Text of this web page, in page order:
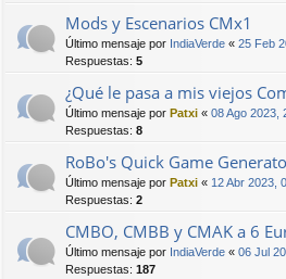
Mods y Escenarios CMx1
Último mensaje por IndiaVerde « 25 Feb
Respuestas: 5
¿Qué le pasa a mis viejos
Último mensaje por Patxi « 08 Ago 2023,
Respuestas: 8
RoBo's Quick Game
Último mensaje por Patxi « 12 Abr 2023,
Respuestas: 2
CMBO, CMBB y CMAK a 6
Último mensaje por IndiaVerde « 06 Jul
Respuestas: 187